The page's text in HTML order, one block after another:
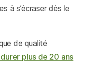
à s’écraser dès le
de qualité
plus de 20 ans